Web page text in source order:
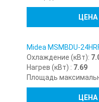
Midea MSMBDU-
Охлаждение (кВт):
Нагрев (кВт) : 7.69
Площадь